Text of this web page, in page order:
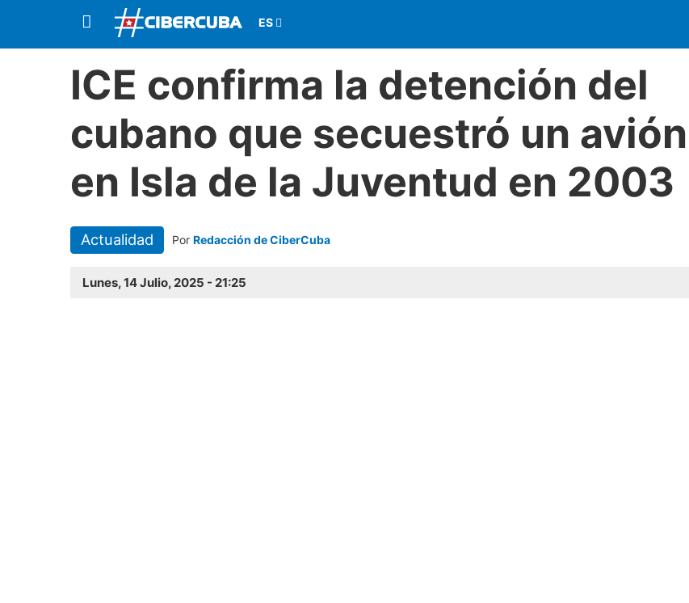
ICE confirma la detención del
cubano que secuestró un avión
en Isla de la Juventud en 2003
Actualidad Por Redacción de CiberCuba
Lunes, 14 Julio, 2025 - 21:25